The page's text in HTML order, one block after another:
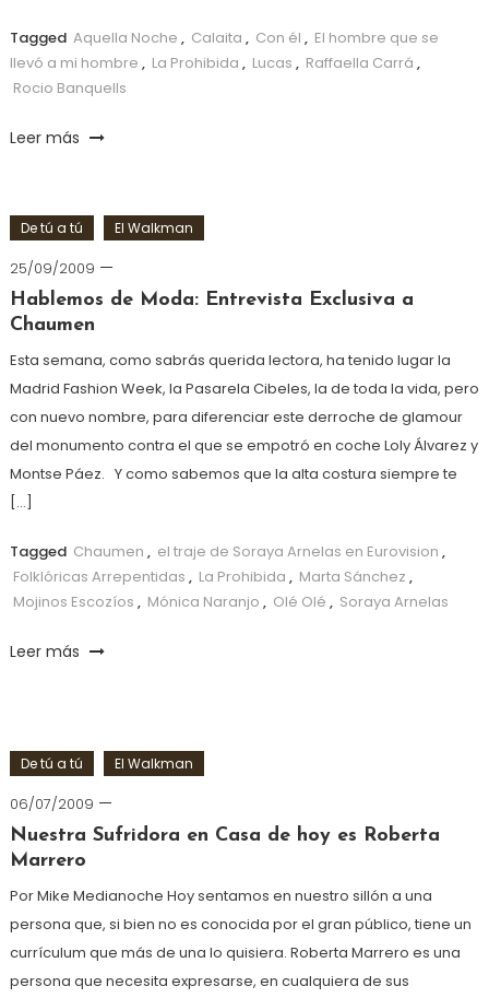
Tagged Aquella Noche , Calaita , Con él , El hombre que se
llevó a mi hombre , La Prohibida , Lucas , Raffaella Carrá ,
Rocio Banquells
Leer más
De tú a tú El Walkman
25/09/2009
Hablemos de Moda: Entrevista Exclusiva a
Chaumen
Esta semana, como sabrás querida lectora, ha tenido lugar la
Madrid Fashion Week, la Pasarela Cibeles, la de toda la vida, pero
con nuevo nombre, para diferenciar este derroche de glamour
del monumento contra el que se empotró en coche Loly Álvarez y
Montse Páez. Y como sabemos que la alta costura siempre te
[…]
Tagged Chaumen , el traje de Soraya Arnelas en Eurovision ,
Folklóricas Arrepentidas , La Prohibida , Marta Sánchez ,
Mojinos Escozíos , Mónica Naranjo , Olé Olé , Soraya Arnelas
Leer más
De tú a tú El Walkman
06/07/2009
Nuestra Sufridora en Casa de hoy es Roberta
Marrero
Por Mike Medianoche Hoy sentamos en nuestro sillón a una
persona que, si bien no es conocida por el gran público, tiene un
currículum que más de una lo quisiera. Roberta Marrero es una
persona que necesita expresarse, en cualquiera de sus